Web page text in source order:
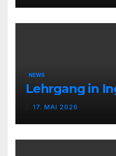
NEWS
Lehrgang in
17. MAI 2026